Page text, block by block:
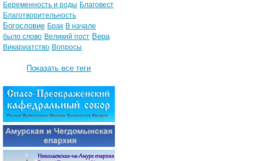
Беременность и роды Благовест
Благотворительность
Богословие Брак В начале
было слово Великий пост Вера
Викариатство Вопросы
Показать все теги